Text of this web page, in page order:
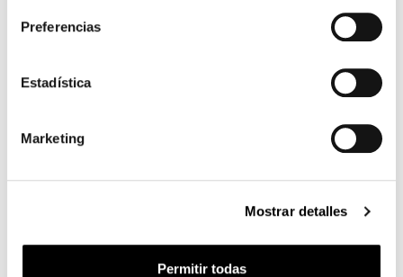
Preferencias
Estadística
Marketing
Mostrar detalles
Permitir todas